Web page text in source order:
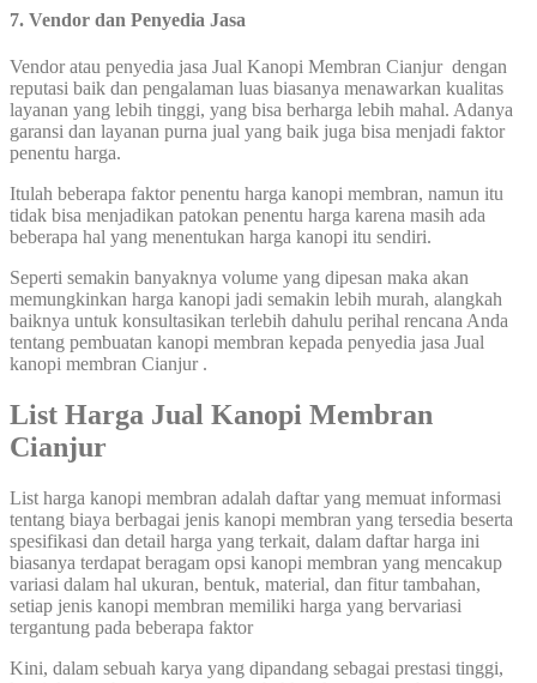
7. Vendor dan Penyedia Jasa
Vendor atau penyedia jasa Jual Kanopi Membran Cianjur dengan
reputasi baik dan pengalaman luas biasanya menawarkan kualitas
layanan yang lebih tinggi, yang bisa berharga lebih mahal. Adanya
garansi dan layanan purna jual yang baik juga bisa menjadi faktor
penentu harga.
Itulah beberapa faktor penentu harga kanopi membran, namun itu
tidak bisa menjadikan patokan penentu harga karena masih ada
beberapa hal yang menentukan harga kanopi itu sendiri.
Seperti semakin banyaknya volume yang dipesan maka akan
memungkinkan harga kanopi jadi semakin lebih murah, alangkah
baiknya untuk konsultasikan terlebih dahulu perihal rencana Anda
tentang pembuatan kanopi membran kepada penyedia jasa Jual
kanopi membran Cianjur .
List Harga Jual Kanopi Membran
Cianjur
List harga kanopi membran adalah daftar yang memuat informasi
tentang biaya berbagai jenis kanopi membran yang tersedia beserta
spesifikasi dan detail harga yang terkait, dalam daftar harga ini
biasanya terdapat beragam opsi kanopi membran yang mencakup
variasi dalam hal ukuran, bentuk, material, dan fitur tambahan,
setiap jenis kanopi membran memiliki harga yang bervariasi
tergantung pada beberapa faktor
Kini, dalam sebuah karya yang dipandang sebagai prestasi tinggi,